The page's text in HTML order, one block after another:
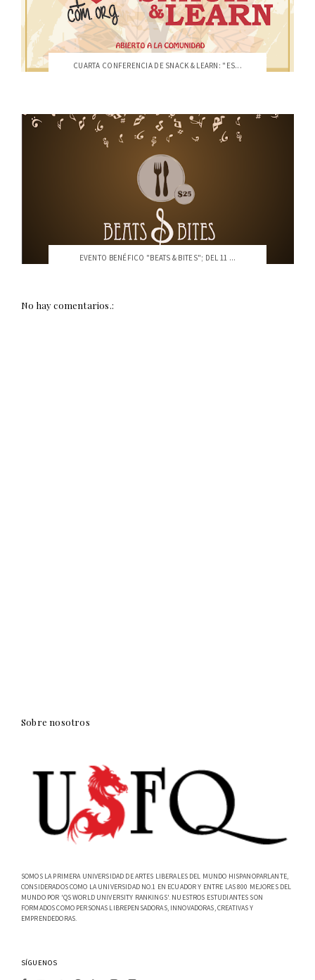
CUARTA CONFERENCIA DE SNACK & LEARN: "ES...
EVENTO BENÉFICO "BEATS & BITES"; DEL 11 ...
No hay comentarios.:
Sobre nosotros
SOMOS LA PRIMERA UNIVERSIDAD DE ARTES LIBERALES DEL MUNDO HISPANOPARLANTE,
CONSIDERADOS COMO LA UNIVERSIDAD NO.1 EN ECUADOR Y ENTRE LAS 800 MEJORES DEL
MUNDO POR 'QS WORLD UNIVERSITY RANKINGS'. NUESTROS ESTUDIANTES SON
FORMADOS COMO PERSONAS LIBREPENSADORAS, INNOVADORAS, CREATIVAS Y
EMPRENDEDORAS.
SÍGUENOS